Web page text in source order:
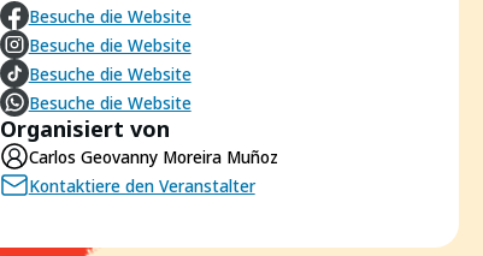
Besuche die Website
Besuche die Website
Besuche die Website
Besuche die Website
Organisiert von
Carlos Geovanny Moreira Muñoz
Kontaktiere den Veranstalter